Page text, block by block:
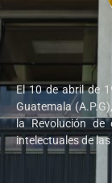
El 10 de abril de
Guatemala
la Revolución de
intelectuales de